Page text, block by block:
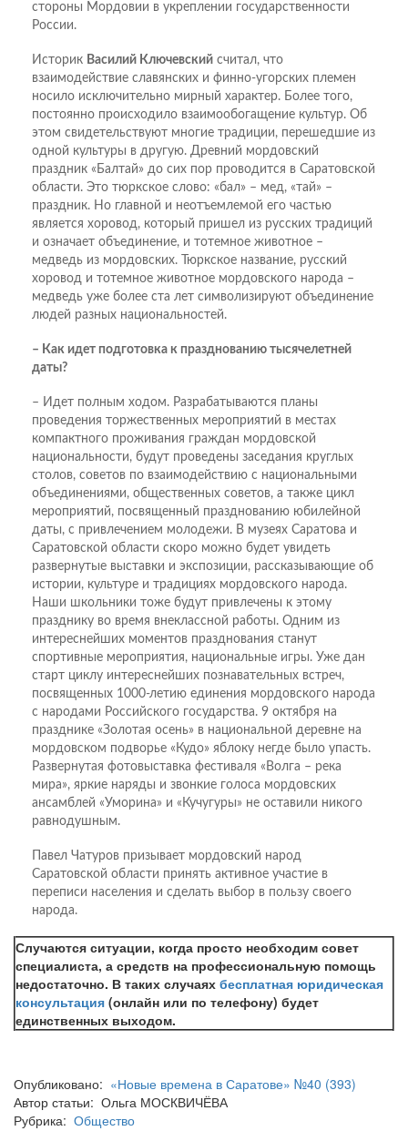
стороны Мордовии в укреплении государственности
России.
Историк Василий Ключевский считал, что
взаимодействие славянских и финно-угорских племен
носило исключительно мирный характер. Более того,
постоянно происходило взаимообогащение культур. Об
этом свидетельствуют многие традиции, перешедшие из
одной культуры в другую. Древний мордовский
праздник «Балтай» до сих пор проводится в Саратовской
области. Это тюркское слово: «бал» – мед, «тай» –
праздник. Но главной и неотъемлемой его частью
является хоровод, который пришел из русских традиций
и означает объединение, и тотемное животное –
медведь из мордовских. Тюркское название, русский
хоровод и тотемное животное мордовского народа –
медведь уже более ста лет символизируют объединение
людей разных национальностей.
– Как идет подготовка к празднованию тысячелетней
даты?
– Идет полным ходом. Разрабатываются планы
проведения торжественных мероприятий в местах
компактного проживания граждан мордовской
национальности, будут проведены заседания круглых
столов, советов по взаимодействию с национальными
объединениями, общественных советов, а также цикл
мероприятий, посвященный празднованию юбилейной
даты, с привлечением молодежи. В музеях Саратова и
Саратовской области скоро можно будет увидеть
развернутые выставки и экспозиции, рассказывающие об
истории, культуре и традициях мордовского народа.
Наши школьники тоже будут привлечены к этому
празднику во время внеклассной работы. Одним из
интереснейших моментов празднования станут
спортивные мероприятия, национальные игры. Уже дан
старт циклу интереснейших познавательных встреч,
посвященных 1000-летию единения мордовского народа
с народами Российского государства. 9 октября на
празднике «Золотая осень» в национальной деревне на
мордовском подворье «Кудо» яблоку негде было упасть.
Развернутая фотовыставка фестиваля «Волга – река
мира», яркие наряды и звонкие голоса мордовских
ансамблей «Уморина» и «Кучугуры» не оставили никого
равнодушным.
Павел Чатуров призывает мордовский народ
Саратовской области принять активное участие в
переписи населения и сделать выбор в пользу своего
народа.
Случаются ситуации, когда просто необходим совет
специалиста, а средств на профессиональную помощь
недостаточно. В таких случаях бесплатная юридическая
консультация (онлайн или по телефону) будет
единственных выходом.
Опубликовано: «Новые времена в Саратове» №40 (393)
Автор статьи: Ольга МОСКВИЧЁВА
Рубрика: Общество